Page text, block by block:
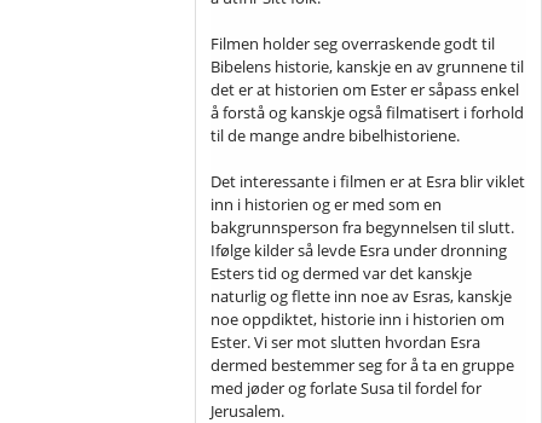
Filmen holder seg overraskende godt til
Bibelens historie, kanskje en av grunnene til
det er at historien om Ester er såpass enkel
å forstå og kanskje også filmatisert i forhold
til de mange andre bibelhistoriene.
Det interessante i filmen er at Esra blir viklet
inn i historien og er med som en
bakgrunnsperson fra begynnelsen til slutt.
Ifølge kilder så levde Esra under dronning
Esters tid og dermed var det kanskje
naturlig og flette inn noe av Esras, kanskje
noe oppdiktet, historie inn i historien om
Ester. Vi ser mot slutten hvordan Esra
dermed bestemmer seg for å ta en gruppe
med jøder og forlate Susa til fordel for
Jerusalem.